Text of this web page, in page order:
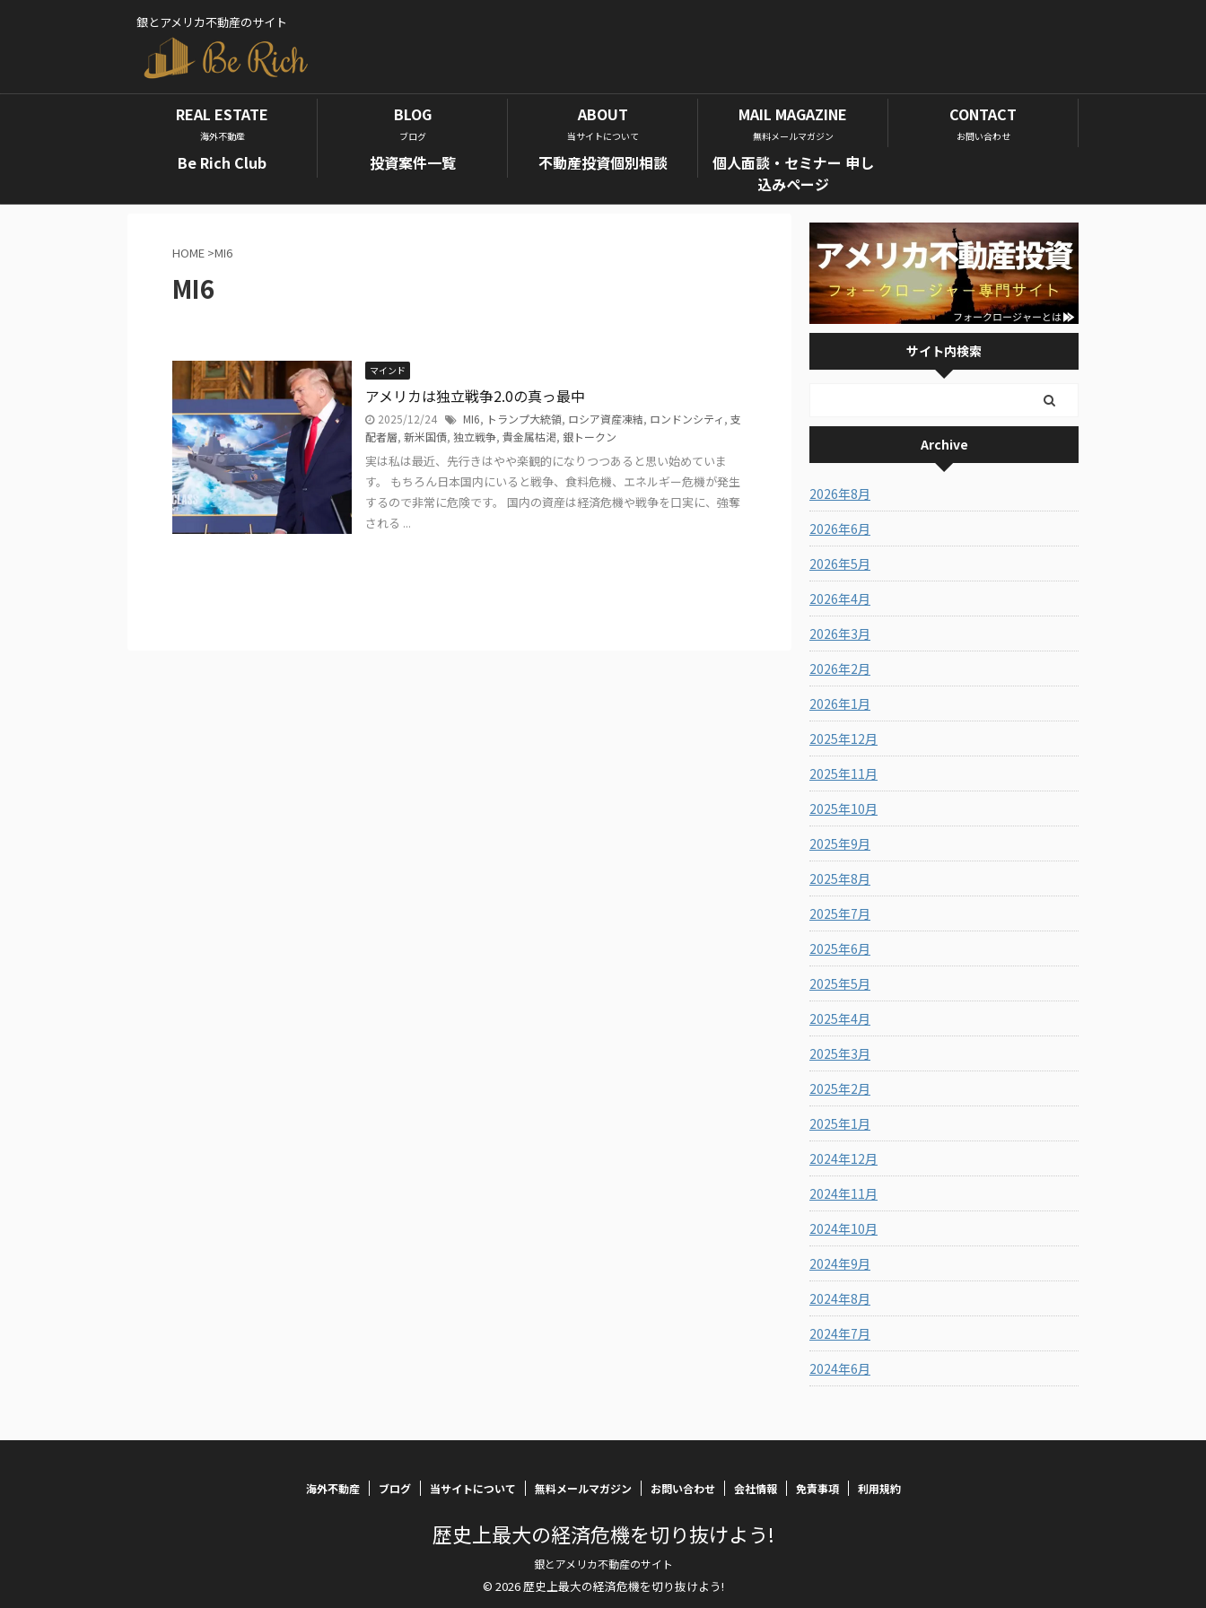
銀とアメリカ不動産のサイト
REAL ESTATE
海外不動産
BLOG
ブログ
ABOUT
当サイトについて
MAIL MAGAZINE
無料メールマガジン
CONTACT
お問い合わせ
Be Rich Club 投資案件一覧 不動産投資個別相談
個人面談・セミナー 申し
込みページ
HOME >MI6
MI6
マインド
アメリカは独立戦争2.0の真っ最中
2025/12/24 MI6, トランプ大統領, ロシア資産凍結, ロンドンシティ, 支
配者層, 新米国債, 独立戦争, 貴金属枯渇, 銀トークン
実は私は最近、先行きはやや楽観的になりつつあると思い始めていま
す。 もちろん日本国内にいると戦争、食料危機、エネルギー危機が発生
するので非常に危険です。 国内の資産は経済危機や戦争を口実に、強奪
される ...
サイト内検索
Archive
2026年8月
2026年6月
2026年5月
2026年4月
2026年3月
2026年2月
2026年1月
2025年12月
2025年11月
2025年10月
2025年9月
2025年8月
2025年7月
2025年6月
2025年5月
2025年4月
2025年3月
2025年2月
2025年1月
2024年12月
2024年11月
2024年10月
2024年9月
2024年8月
2024年7月
2024年6月
海外不動産 ブログ 当サイトについて 無料メールマガジン お問い合わせ 会社情報 免責事項 利用規約
歴史上最大の経済危機を切り抜けよう!
銀とアメリカ不動産のサイト
© 2026 歴史上最大の経済危機を切り抜けよう!